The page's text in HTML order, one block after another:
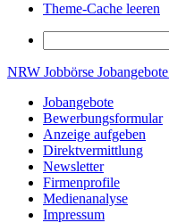
Theme-Cache leeren
Zum
springen
NRW Jobbörse Jobangebote
Jobangebote
Bewerbungsformular
Anzeige aufgeben
Direktvermittlung
Newsletter
Firmenprofile
Medienanalyse
Impressum